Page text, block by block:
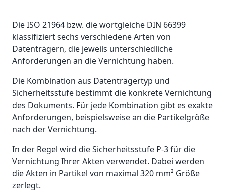
Die ISO 21964 bzw. die wortgleiche DIN 66399
klassifiziert sechs verschiedene Arten von
Datenträgern, die jeweils unterschiedliche
Anforderungen an die Vernichtung haben.
Die Kombination aus Datenträgertyp und
Sicherheitsstufe bestimmt die konkrete Vernichtung
des Dokuments. Für jede Kombination gibt es exakte
Anforderungen, beispielsweise an die Partikelgröße
nach der Vernichtung.
In der Regel wird die Sicherheitsstufe P-3 für die
Vernichtung Ihrer Akten verwendet. Dabei werden
die Akten in Partikel von maximal 320 mm² Größe
zerlegt.